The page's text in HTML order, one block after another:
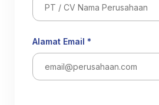
Alamat Email *